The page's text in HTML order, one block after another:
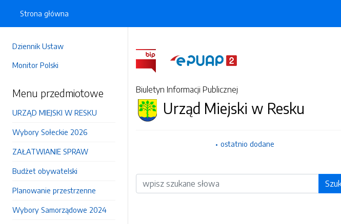
Dziennik Ustaw
Monitor Polski
Menu przedmiotowe
URZĄD MIEJSKI W RESKU
Wybory Sołeckie 2026
ZAŁATWIANIE SPRAW
Budżet obywatelski
Planowanie przestrzenne
Wybory Samorządowe 2024
Strona główna
Biuletyn Informacji Publicznej
Urząd Miejski w Resku
ostatnio dodane
Wyszukiwarka